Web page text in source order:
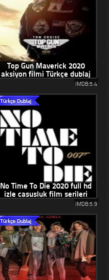
Top Gun Maverick 2020
aksiyon filmi Türkçe dublaj
IMDB:5.4
No Time To Die 2020 full hd
izle casusluk film serileri
IMDB:5.9